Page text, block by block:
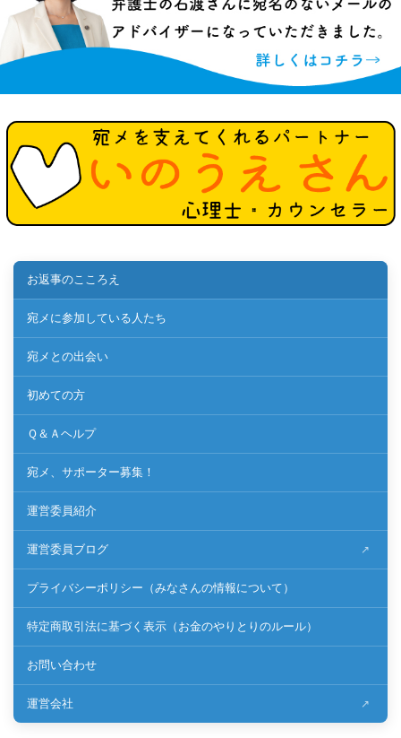
お返事のこころえ
宛メに参加している人たち
宛メとの出会い
初めての方
Ｑ＆Ａヘルプ
宛メ、サポーター募集！
運営委員紹介
運営委員ブログ
プライバシーポリシー（みなさんの情報について）
特定商取引法に基づく表示（お金のやりとりのルール）
お問い合わせ
運営会社